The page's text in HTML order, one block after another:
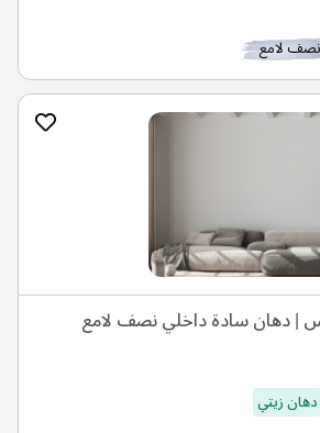
نصف لامع
| دهان سادة داخلي نصف لامع
دهان زيتي